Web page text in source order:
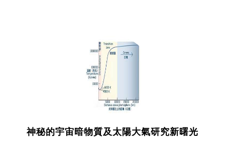
神秘的宇宙暗物質及太陽大氣研究新曙光